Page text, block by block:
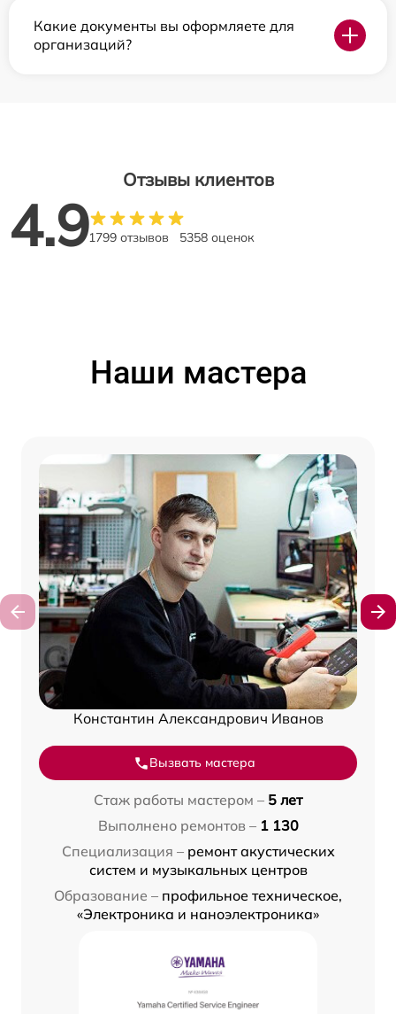
Какие документы вы оформляете для
организаций?
Отзывы клиентов
4.91799 отзывов 5358 оценок
Наши мастера
Константин Александрович Иванов
Вызвать мастера
Стаж работы мастером – 5 лет
Выполнено ремонтов – 1 130
Специализация – ремонт акустических
систем и музыкальных центров
Образование – профильное техническое,
«Электроника и наноэлектроника»